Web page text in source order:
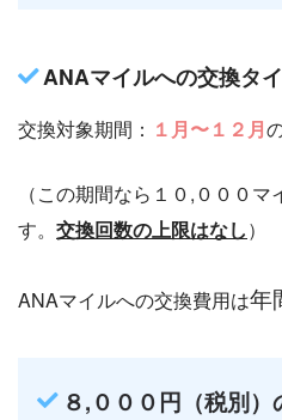
ANAマイルへの交換タ
交換対象期間： １月〜１２月
（この期間なら１０,０００
す。 交換回数の上限はなし）
ANAマイルへの交換費用は年
８,０００円（税別）